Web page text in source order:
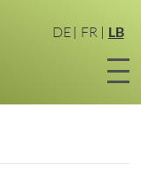
DE FR LB